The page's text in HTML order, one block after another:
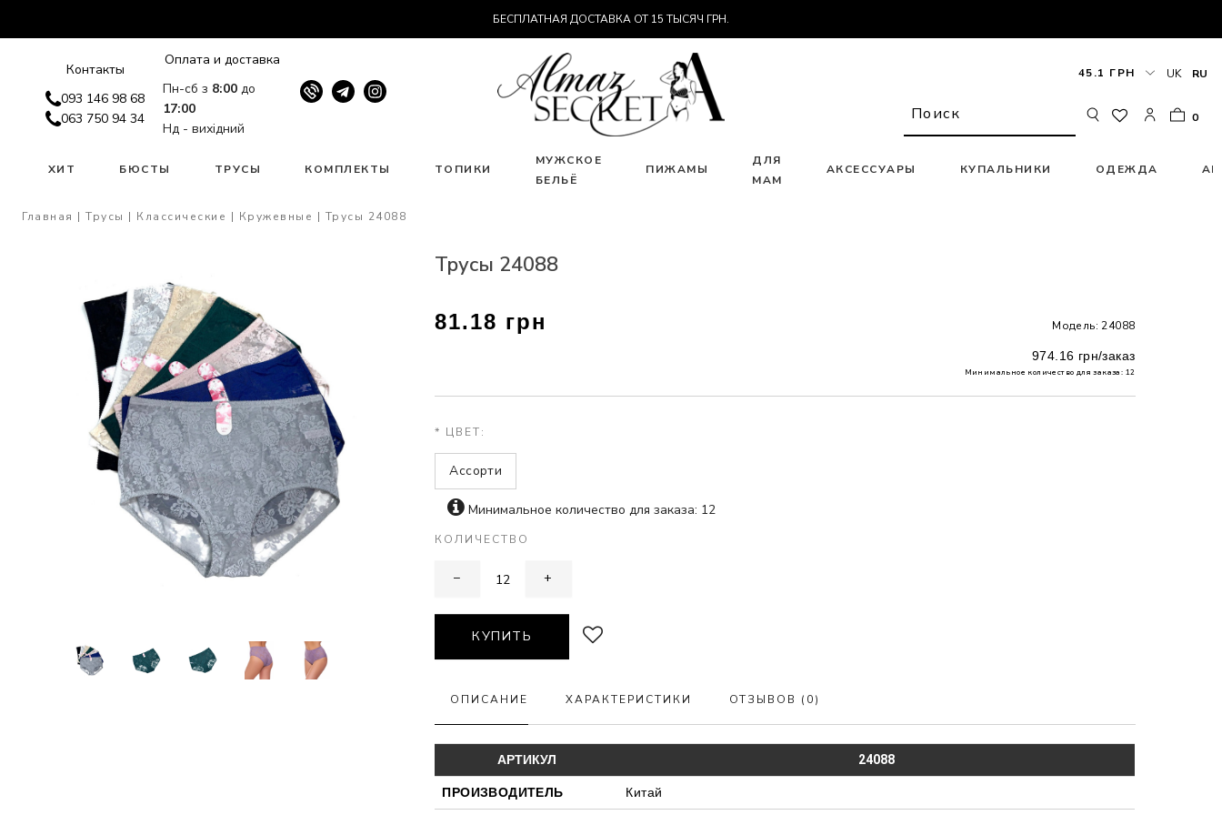
БЕСПЛАТНАЯ ДОСТАВКА ОТ 15 ТЫСЯЧ ГРН.
Контакты
093 146 98 68
063 750 94 34
Оплата и доставка
Пн-сб з 8:00 до
17:00
Нд - вихідний
45.1 ГРН UK RU
0
ХИТ БЮСТЫ ТРУСЫ КОМПЛЕКТЫ ТОПИКИ
МУЖСКОЕ
БЕЛЬЁ
ПИЖАМЫ
ДЛЯ
МАМ
АКСЕССУАРЫ КУПАЛЬНИКИ ОДЕЖДА
Главная Трусы Классические Кружевные Трусы 24088
Трусы 24088
81.18 грн Модель: 24088
974.16 грн/заказ
Минимальное количество для заказа: 12
* ЦВЕТ:
Ассорти
Минимальное количество для заказа: 12
КОЛИЧЕСТВО
− +
КУПИТЬ
ОПИСАНИЕ ХАРАКТЕРИСТИКИ ОТЗЫВОВ (0)
АРТИКУЛ 24088
ПРОИЗВОДИТЕЛЬ Китай